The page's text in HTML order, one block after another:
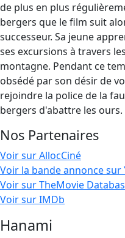
de plus en plus
bergers que le film suit
successeur. Sa jeune
ses excursions à travers
montagne. Pendant ce
obsédé par son désir de
rejoindre la police de la
bergers d'abattre les ours.
Nos Partenaires
Voir sur AllocCiné
Voir la bande annonce sur
Voir sur TheMovie
Voir sur IMDb
Hanami